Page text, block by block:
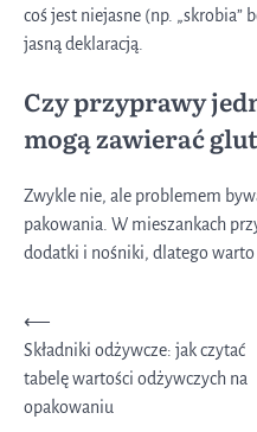
coś jest niejasne (np. „skrobia”
jasną deklaracją.
Czy przyprawy
mogą zawierać
Zwykle nie, ale problemem
pakowania. W mieszankach
dodatki i nośniki, dlatego warto
Nawigacja
wpisu
⟵
Składniki odżywcze: jak czytać
tabelę wartości odżywczych na
opakowaniu